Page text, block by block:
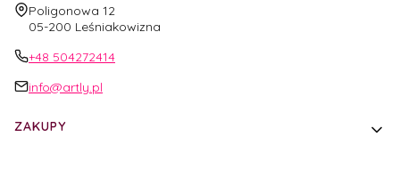
Adres:
Poligonowa 12
05-200 Leśniakowizna
+48 504272414
info@artly.pl
ZAKUPY